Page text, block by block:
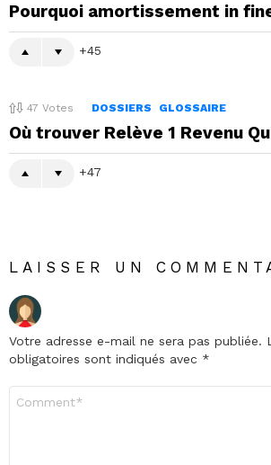
Pourquoi amortissement in
45
47 Votes DOSSIERS GLOSSAIRE
Où trouver Relève 1 Revenu
47
LAISSER UN
Votre adresse e-mail ne sera pas publiée.
obligatoires sont indiqués avec *